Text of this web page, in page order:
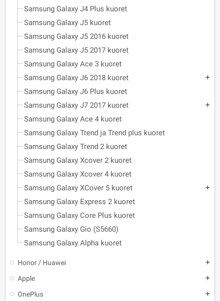
Samsung Galaxy J4 Plus kuoret
Samsung Galaxy J5 kuoret
Samsung Galaxy J5 2016 kuoret
Samsung Galaxy J5 2017 kuoret
Samsung Galaxy Ace 3 kuoret
Samsung Galaxy J6 2018 kuoret
add
Samsung Galaxy J6 Plus kuoret
Samsung Galaxy J7 2017 kuoret
add
Samsung Galaxy Ace 4 kuoret
Samsung Galaxy Trend ja Trend plus kuoret
Samsung Galaxy Trend 2 kuoret
Samsung Galaxy Xcover 2 kuoret
Samsung Galaxy Xcover 4 kuoret
Samsung Galaxy XCover 5 kuoret
add
Samsung Galaxy Express 2 kuoret
Samsung Galaxy Core Plus kuoret
Samsung Galaxy Gio (S5660)
Samsung Galaxy Alpha kuoret
Honor / Huawei add
Apple add
OnePlus add